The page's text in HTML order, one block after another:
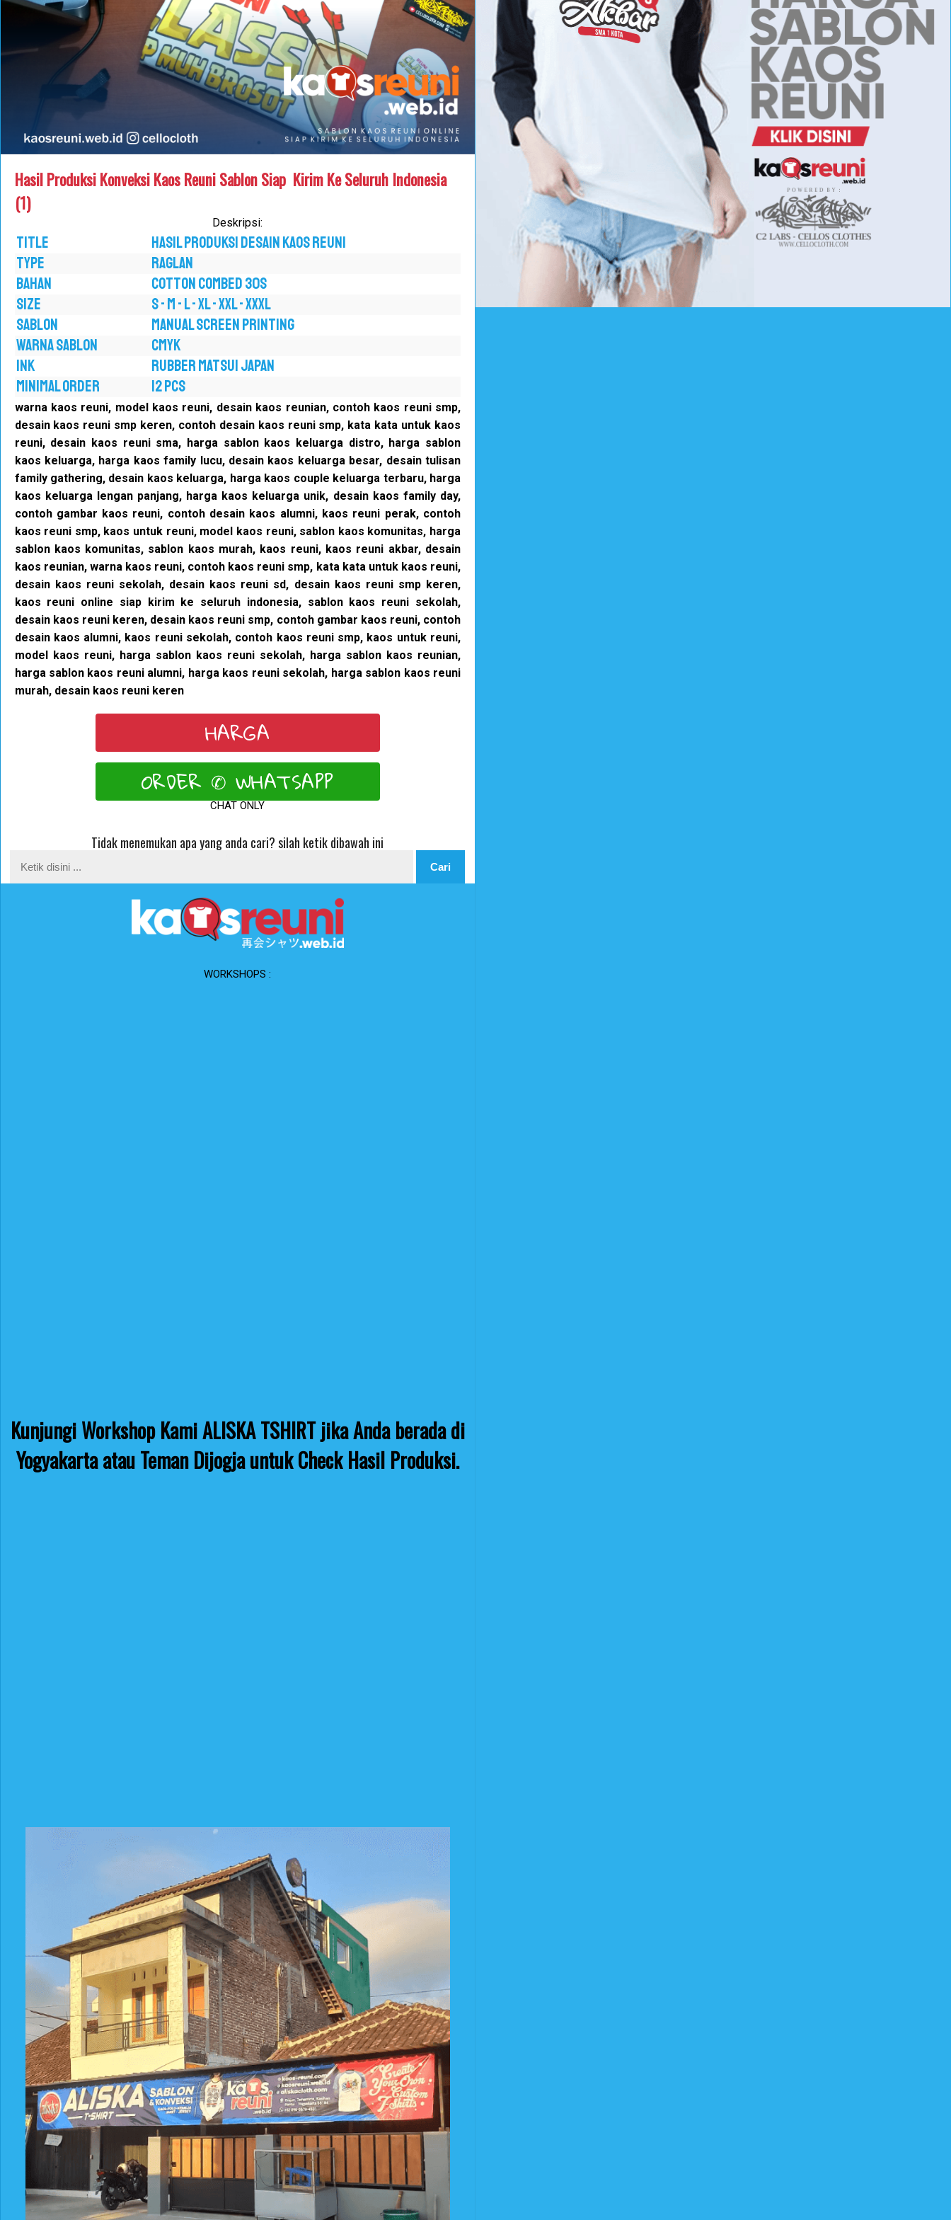
Hasil Produksi Konveksi Kaos Reuni Sablon Siap Kirim Ke Seluruh Indonesia
(1)
Deskripsi:
TITLE
Hasil Produksi Desain Kaos Reuni
TYPE
RAGLAN
BAHAN
COTTON COMBED 30S
SIZE
S - M - L - XL - XXL - XXXL
SABLON
MANUAL SCREEN PRINTING
WARNA SABLON
CMYK
INK
RUBBER MATSUI JAPAN
MINIMAL ORDER
12 PCS
warna kaos reuni, model kaos reuni, desain kaos reunian, contoh kaos reuni smp,
desain kaos reuni smp keren, contoh desain kaos reuni smp, kata kata untuk kaos
reuni, desain kaos reuni sma, harga sablon kaos keluarga distro, harga sablon
kaos keluarga, harga kaos family lucu, desain kaos keluarga besar, desain tulisan
family gathering, desain kaos keluarga, harga kaos couple keluarga terbaru, harga
kaos keluarga lengan panjang, harga kaos keluarga unik, desain kaos family day,
contoh gambar kaos reuni, contoh desain kaos alumni, kaos reuni perak, contoh
kaos reuni smp, kaos untuk reuni, model kaos reuni, sablon kaos komunitas, harga
sablon kaos komunitas, sablon kaos murah, kaos reuni, kaos reuni akbar, desain
kaos reunian, warna kaos reuni, contoh kaos reuni smp, kata kata untuk kaos reuni,
desain kaos reuni sekolah, desain kaos reuni sd, desain kaos reuni smp keren,
kaos reuni online siap kirim ke seluruh indonesia, sablon kaos reuni sekolah,
desain kaos reuni keren, desain kaos reuni smp, contoh gambar kaos reuni, contoh
desain kaos alumni, kaos reuni sekolah, contoh kaos reuni smp, kaos untuk reuni,
model kaos reuni, harga sablon kaos reuni sekolah, harga sablon kaos reunian,
harga sablon kaos reuni alumni, harga kaos reuni sekolah, harga sablon kaos reuni
murah, desain kaos reuni keren
HARGA
ORDER ✆ WHATSAPP
CHAT ONLY
Tidak menemukan apa yang anda cari? silah ketik dibawah ini
WORKSHOPS :
Kunjungi Workshop Kami ALISKA TSHIRT jika Anda berada di
Yogyakarta atau Teman Dijogja untuk Check Hasil Produksi.